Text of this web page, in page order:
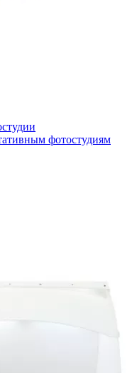
фотостудиям